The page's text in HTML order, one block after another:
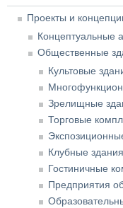
Проекты и
Концептуальные
Общественные
Культовые
Зрелищные
Торговые
Клубные здания
Гостиничные
Предприятия